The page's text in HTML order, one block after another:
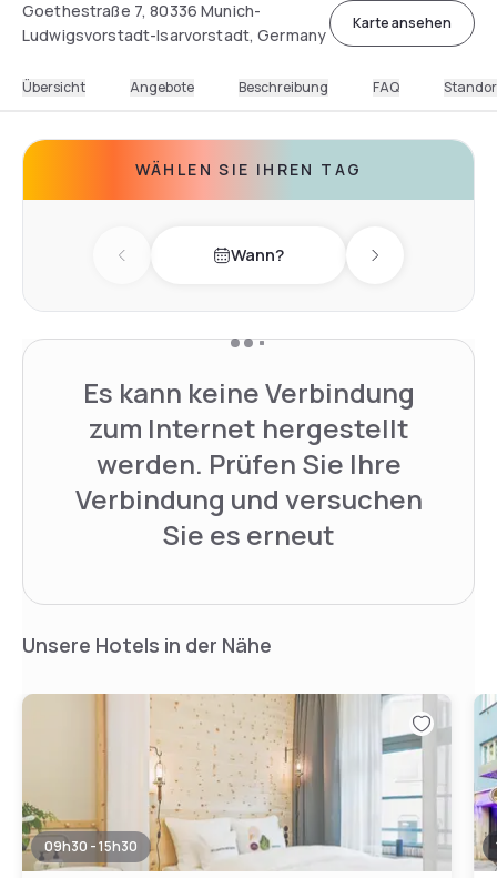
Goethestraße 7, 80336 Munich-
Ludwigsvorstadt-Isarvorstadt, Germany
Karte ansehen
Übersicht Angebote Beschreibung FAQ
WÄHLEN SIE IHREN TAG
Previous day Wann? Next day
Es kann keine Verbindung
zum Internet hergestellt
werden. Prüfen Sie Ihre
Verbindung und versuchen
Sie es erneut
Unsere Hotels in der Nähe
09h30 - 15h30